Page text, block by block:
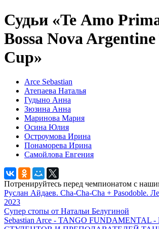
Судьи «Te Аmo
Bossa Nova Argentine
Cup»
Arce Sebastian
Атепаева Наталья
Гудыно Анна
Зюзина Анна
Маринова Мария
Осина Юлия
Остроумова Ирина
Понаморева Ирина
Самойлова Евгения
Потренируйтесь перед чемпионатом с
Руслан Айдаев. Cha-Cha-Cha + Pasodoble.
2023
Супер стопы от Натальи Белугиной
Sebastian Arce - TANGO